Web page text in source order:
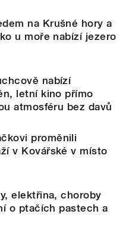
na Krušné hory a
u moře nabízí jezero
nabízí
letní kino přímo
atmosféru bez davů
proměnili
v Kovářské v místo
elektřina, choroby
o ptačích pastech a